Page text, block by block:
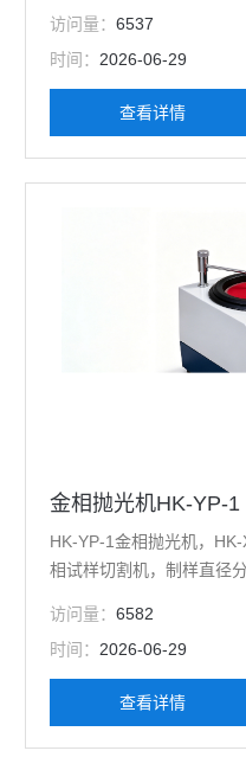
访问量：6537
时间： 2026-06-29
查看详情
金相抛光机HK-YP-1
HK-YP-1金相抛光机，
相试样切割机，制样直径
220V50HZ±15% 漏门.镶
访问量：6582
时间： 2026-06-29
查看详情